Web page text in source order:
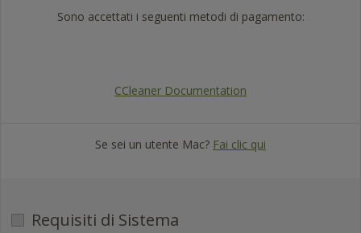
Sono accettati i seguenti metodi di pagamento:
CCleaner Documentation
Se sei un utente Mac? Fai clic qui
Requisiti di Sistema